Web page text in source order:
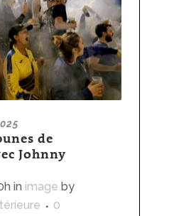
de
Johnny
in image by
0